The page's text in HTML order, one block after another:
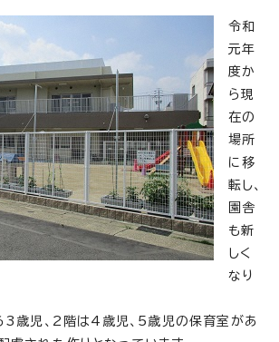
令和
元年
度か
ら現
在の
場所
に移
転し、
園舎
も新
しく
なり
3歳児、2階は4歳児、5歳児の保育室があ